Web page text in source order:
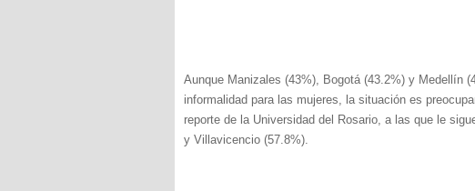
Aunque Manizales (43%), Bogotá (43.2%) y Medellín
informalidad para las mujeres, la situación es
reporte de la Universidad del Rosario, a las que le
y Villavicencio (57.8%).